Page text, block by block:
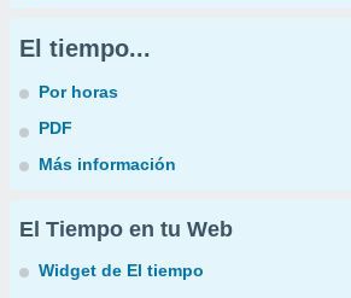
El tiempo...
Por horas
PDF
Más información
El Tiempo en tu Web
Widget de El tiempo